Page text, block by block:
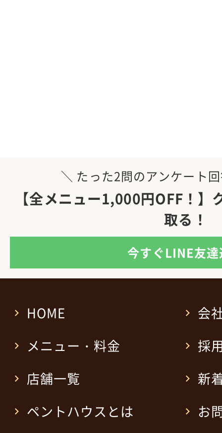
＼ たった2問のアンケート
【全メニュー1,000円OFF！】
取る！
今すぐLINE友
HOME
メニュー・料金
店舗一覧
ペントハウスとは
会
採
新
お